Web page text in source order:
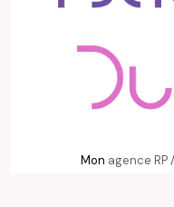
Mon agence RP